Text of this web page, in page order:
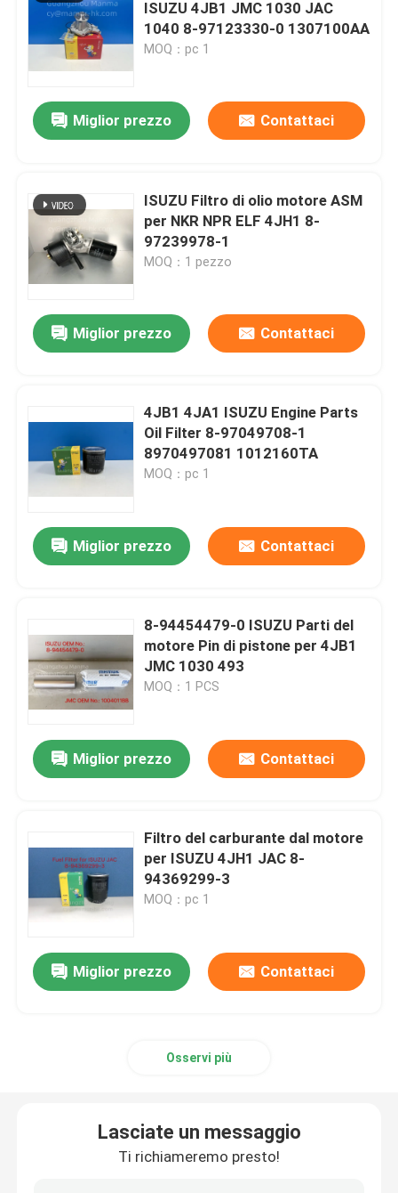
Lasciate un messaggio
Invia
ISUZU 4JB1 JMC 1030 JAC
1040 8-97123330-0 1307100AA
MOQ：pc 1
Miglior prezzo Contattaci
ISUZU Filtro di olio motore ASM
per NKR NPR ELF 4JH1 8-
97239978-1
MOQ：1 pezzo
Miglior prezzo Contattaci
4JB1 4JA1 ISUZU Engine Parts
Oil Filter 8-97049708-1
8970497081 1012160TA
MOQ：pc 1
Miglior prezzo Contattaci
8-94454479-0 ISUZU Parti del
motore Pin di pistone per 4JB1
JMC 1030 493
MOQ：1 PCS
Miglior prezzo Contattaci
Filtro del carburante dal motore
per ISUZU 4JH1 JAC 8-
94369299-3
MOQ：pc 1
Miglior prezzo Contattaci
Osservi più
Lasciate un messaggio
Ti richiameremo presto!